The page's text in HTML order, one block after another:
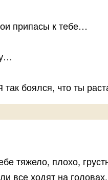
припасы к тебе…
боялся, что ты
тяжело, плохо,
ходят на